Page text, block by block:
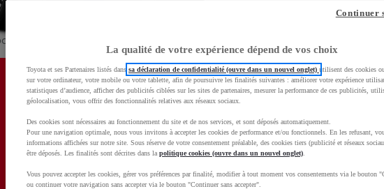
recherchez-vous ? Dans quelle
La qualité de votre expérience dépend de vos choix
Toyota et ses Partenaires listés dans sa déclaration de confidentialité (ouvre dans un nouvel onglet) utilisent des cookies
sur votre ordinateur, votre mobile ou votre tablette, afin de poursuivre les finalités suivantes : améliorer votre expérience
statistiques d’audience, afficher des publicités ciblées sur les sites de partenaires, mesurer la performance de ces publicités,
géolocalisation, vous offrir des fonctionnalités relatives aux réseaux sociaux.
Des cookies sont nécessaires au fonctionnement du site et de nos services, et sont déposés automatiquement.
Pour une navigation optimale, nous vous invitons à accepter les cookies de performance et/ou fonctionnels. En les refusant,
informations affichées sur notre site. Sous réserve de votre consentement préalable, des cookies tiers (publicité et réseaux
être déposés. Les finalités sont décrites dans la politique cookies (ouvre dans un nouvel onglet)
Vous pouvez accepter les cookies, gérer vos préférences par finalité, modifier à tout moment vos consentements via le bouton
ou continuer votre navigation sans accepter via le bouton "Continuer sans accepter".
Continuer